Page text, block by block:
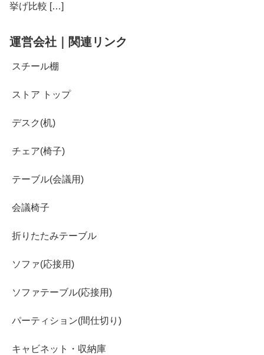
挙げ比較 […]
運営会社｜関連リンク
スチール棚
ストア トップ
デスク(机)
チェア(椅子)
テーブル(会議用)
会議椅子
折りたたみテーブル
ソファ(応接用)
ソファテーブル(応接用)
パーティション(間仕切り)
キャビネット・収納庫